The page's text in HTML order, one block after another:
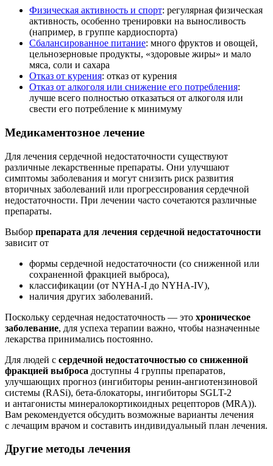
Физическая активность и спорт: регулярная физическая
активность, особенно тренировки на выносливость
(например, в группе кардиоспорта)
Сбалансированное питание: много фруктов и овощей,
цельнозерновые продукты, «здоровые жиры» и мало
мяса, соли и сахара
Отказ от курения: отказ от курения
Отказ от алкоголя или снижение его потребления:
лучше всего полностью отказаться от алкоголя или
свести его потребление к минимуму
Медикаментозное лечение
Для лечения сердечной недостаточности существуют
различные лекарственные препараты. Они улучшают
симптомы заболевания и могут снизить риск развития
вторичных заболеваний или прогрессирования сердечной
недостаточности. При лечении часто сочетаются различные
препараты.
Выбор препарата для лечения сердечной недостаточности
зависит от
формы сердечной недостаточности (со сниженной или
сохраненной фракцией выброса),
классификации (от NYHA-I до NYHA-IV),
наличия других заболеваний.
Поскольку сердечная недостаточность — это хроническое
заболевание, для успеха терапии важно, чтобы назначенные
лекарства принимались постоянно.
Для людей с сердечной недостаточностью со сниженной
фракцией выброса доступны 4 группы препаратов,
улучшающих прогноз (ингибиторы ренин-ангиотензиновой
системы (RASi), бета-блокаторы, ингибиторы SGLT-2
и антагонисты минералокортикоидных рецепторов (MRA)).
Вам рекомендуется обсудить возможные варианты лечения
с лечащим врачом и составить индивидуальный план лечения.
Другие методы лечения